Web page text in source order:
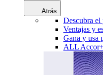
Atrás
Descubra el
Ventajas y
Gana y usa
ALL